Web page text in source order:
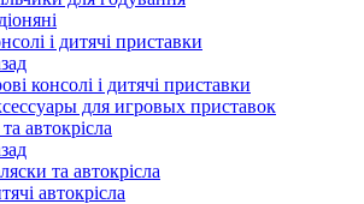
і дитячі приставки
консолі і дитячі приставки
для игровых приставок
автокрісла
та автокрісла
автокрісла